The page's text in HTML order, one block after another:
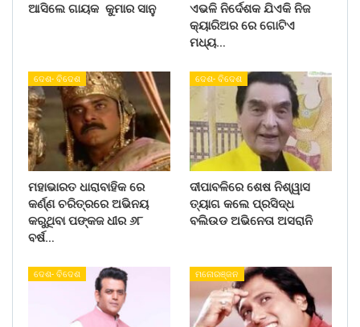
ଆସିଲେ ଗାୟକ କୁମାର ସାନୁ
ଏଭଳି ନିର୍ଦେଶକ ଯିଏକି ନିଜ
କ୍ୟାରିଅର ରେ ଗୋଟିଏ
ମଧ୍ୟ…
ଦେଶ- ବିଦେଶ
ମହାଭାରତ ଧାରାବାହିକ ରେ
କର୍ଣ୍ଣ ଚରିତ୍ରରେ ଅଭିନୟ
କରୁଥିବା ପଙ୍କଜ ଧୀର ୬୮
ବର୍ଷ…
ଦେଶ- ବିଦେଶ
ଦୀପାବଳିରେ ଶେଷ ନିଶ୍ୱାସ
ତ୍ୟାଗ କଲେ ପ୍ରସିଦ୍ଧ
ବଲିଉଡ ଅଭିନେତା ଅସରାନି
ଦେଶ- ବିଦେଶ ମନୋରଞ୍ଜନ